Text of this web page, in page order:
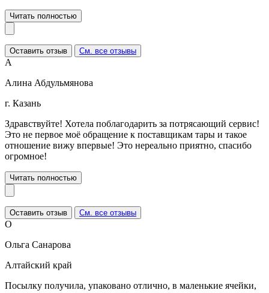
Читать полностью
Оставить отзыв См. все отзывы
А
Алина Абдульмянова
г. Казань
Здравствуйте! Хотела поблагодарить за потрясающий сервис!
Это не первое моё обращение к поставщикам тары и такое
отношение вижу впервые! Это нереально приятно, спасибо
огромное!
Читать полностью
Оставить отзыв См. все отзывы
О
Ольга Санарова
Алтайский край
Посылку получила, упаковано отлично, в маленькие ячейки,